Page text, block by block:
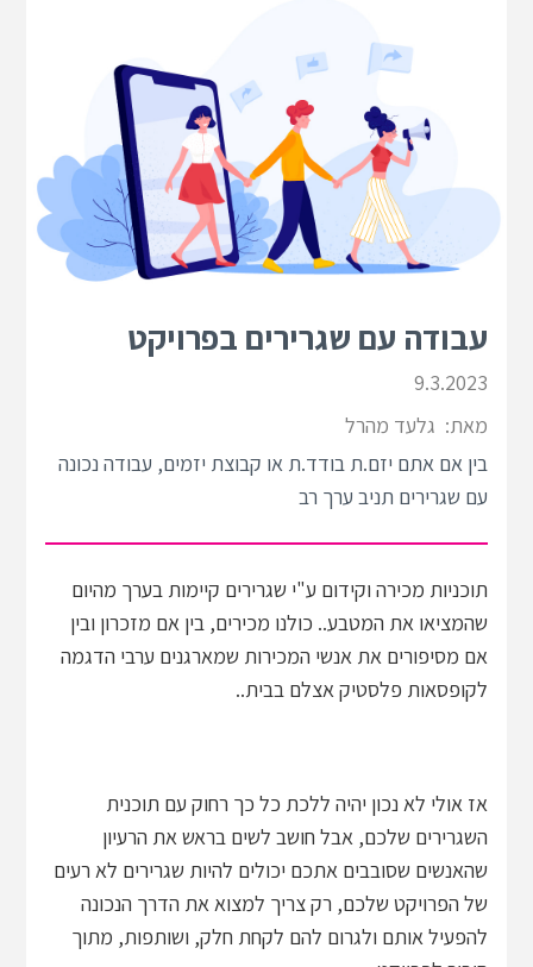
עבודה עם שגרירים בפרויקט
9.3.2023
מאת: גלעד מהרל
בין אם אתם יזם.ת בודד.ת או קבוצת יזמים, עבודה נכונה
עם שגרירים תניב ערך רב
תוכניות מכירה וקידום ע"י שגרירים קיימות בערך מהיום
שהמציאו את המטבע.. כולנו מכירים, בין אם מזכרון ובין
אם מסיפורים את אנשי המכירות שמארגנים ערבי הדגמה
לקופסאות פלסטיק אצלם בבית..
אז אולי לא נכון יהיה ללכת כל כך רחוק עם תוכנית
השגרירים שלכם, אבל חושב לשים בראש את הרעיון
שהאנשים שסובבים אתכם יכולים להיות שגרירים לא רעים
של הפרויקט שלכם, רק צריך למצוא את הדרך הנכונה
להפעיל אותם ולגרום להם לקחת חלק, ושותפות, מתוך